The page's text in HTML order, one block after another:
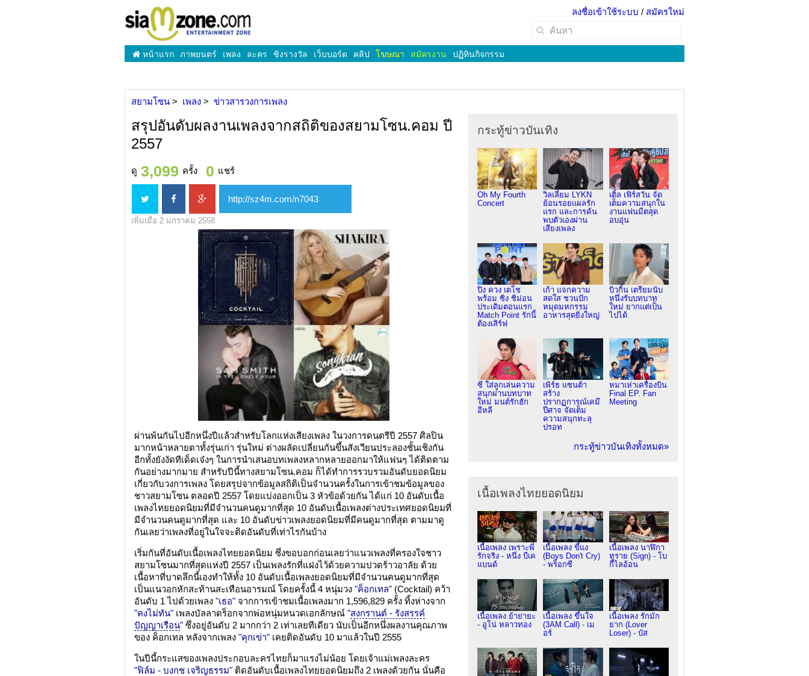
ลงชื่อเข้าใช้ระบบ / สมัครใหม่
หน้าแรก ภาพยนตร์ เพลง ละคร ชิงรางวัล เว็บบอร์ด คลิป โฆษณา สมัครงาน ปฏิทินกิจกรรม
สยามโซน เพลง ข่าวสารวงการเพลง
สรุปอันดับผลงานเพลงจากสถิติของสยามโซน.คอม ปี
2557
ดู 3,099 ครั้ง 0 แชร์
เพิ่มเมื่อ 2 มกราคม 2558
ผ่านพ้นกันไปอีกหนึ่งปีแล้วสำหรับโลกแห่งเสียงเพลง ในวงการดนตรีปี 2557 ศิลปิน
มากหน้าหลายตาทั้งรุ่นเก่า รุ่นใหม่ ต่างผลัดเปลี่ยนกันขึ้นสังเวียนประลองชั้นเชิงกัน
อีกทั้งยังงัดทีเด็ดเจ๋งๆ ในการนำเสนอบทเพลงหลากหลายออกมาให้แฟนๆ ได้ติดตาม
กันอย่างมากมาย สำหรับปีนี้ทางสยามโซน.คอม ก็ได้ทำการรวบรวมอันดับยอดนิยม
เกี่ยวกับวงการเพลง โดยสรุปจากข้อมูลสถิติเป็นจำนวนครั้งในการเข้าชมข้อมูลของ
ชาวสยามโซน ตลอดปี 2557 โดยแบ่งออกเป็น 3 หัวข้อด้วยกัน ได้แก่ 10 อันดับเนื้อ
เพลงไทยยอดนิยมที่มีจำนวนคนดูมากที่สุด 10 อันดับเนื้อเพลงต่างประเทศยอดนิยมที่
มีจำนวนคนดูมากที่สุด และ 10 อันดับข่าวเพลงยอดนิยมที่มีคนดูมากที่สุด ตามมาดู
กันเลยว่าเพลงที่อยู่ในใจจะติดอันดับที่เท่าไรกันบ้าง
เริ่มกันที่อันดับเนื้อเพลงไทยยอดนิยม ซึ่งขอบอกก่อนเลยว่าแนวเพลงที่ครองใจชาว
สยามโซนมากที่สุดแห่งปี 2557 เป็นเพลงรักที่แฝงไว้ด้วยความปวดร้าวอาลัย ด้วย
เนื้อหาที่บาดลึกนี้เองทำให้ทั้ง 10 อันดับเนื้อเพลงยอดนิยมที่มีจำนวนคนดูมากที่สุด
เป็นแนวอกหักสะท้านสะเทือนอารมณ์ โดยครั้งนี้ 4 หนุ่มวง "ค็อกเทล" (Cocktail) คว้า
อันดับ 1 ไปด้วยเพลง "เธอ" จากการเข้าชมเนื้อเพลงมาก 1,596,829 ครั้ง ทิ้งห่างจาก
"คงไม่ทัน" เพลงบัลลาดร็อกจากพ่อหนุ่มหนวดเอกลักษณ์ "สงกรานต์ - รังสรรค์
ปัญญาเรือน" ซึ่งอยู่อันดับ 2 มากกว่า 2 เท่าเลยทีเดียว นับเป็นอีกหนึ่งผลงานคุณภาพ
ของ ค็อกเทล หลังจากเพลง "คุกเข่า" เคยติดอันดับ 10 มาแล้วในปี 2555
ในปีนี้กระแสของเพลงประกอบละครไทยก็มาแรงไม่น้อย โดยเจ้าแม่เพลงละคร
"ฟิล์ม - บงกช เจริญธรรม" ติดอันดับเนื้อเพลงไทยยอดนิยมถึง 2 เพลงด้วยกัน นั่นคือ
กระทู้ข่าวบันเทิง
Oh My Fourth
Concert
วิลเลี่ยม LYKN
ย้อนรอยแผลรัก
แรก และการค้น
พบตัวเองผ่าน
เสียงเพลง
เติ้ล เฟิร์สวัน จัด
เต็มความสนุกใน
งานแฟนมีตสุด
อบอุ่น
ปิง ควง เตโช
พร้อม ซิง ชิม่อน
ประเดิมตอนแรก
Match Point รักนี้
ต้องเสิร์ฟ
เก้า แจกความ
สดใส ชวนปัก
หมุดมหกรรม
อาหารสุดยิ่งใหญ่
บิวกิ้น เตรียมนับ
หนึ่งรับบทบาท
ใหม่ ยากแต่เป็น
ไปได้
ซี ใส่ลูกเล่นความ
สนุกผ่านบทบาท
ใหม่ มนต์รักฮัก
อีหลี
เพิร์ธ แซนต้า
สร้าง
ปรากฏการณ์เคมี
ปีศาจ จัดเต็ม
ความสนุกทะลุ
ปรอท
หมาเห่าเครื่องบิน
Final EP. Fan
Meeting
กระทู้ข่าวบันเทิงทั้งหมด»
เนื้อเพลงไทยยอดนิยม
เนื้อเพลง เพราะพี่
รักจริง - หนึ่ง บีเค
แบนด์
เนื้อเพลง ขี้แง
(Boys Don't Cry)
- พร็อกซี
เนื้อเพลง นาฬิกา
ทราย (Sign) - โบ
กี้ไลอ้อน
เนื้อเพลง ย้าย่ายะ
- อูโน่ หลาวทอง
เนื้อเพลง ขึ้นใจ
(3AM Call) - เม
อร์
เนื้อเพลง รักมัก
ยาก (Lover
Loser) - บัส